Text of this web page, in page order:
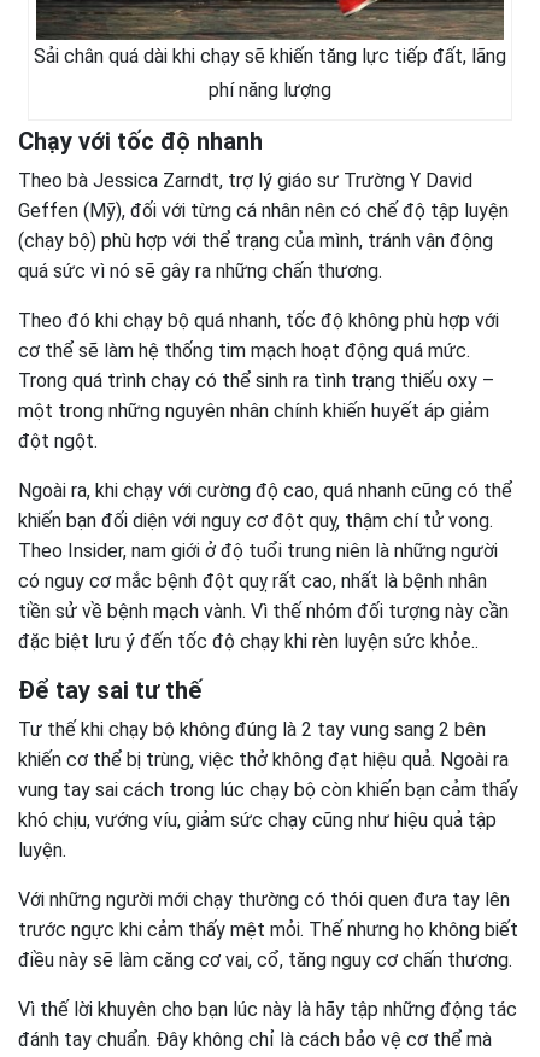
Sải chân quá dài khi chạy sẽ khiến tăng lực tiếp đất, lãng
phí năng lượng
Chạy với tốc độ nhanh
Theo bà Jessica Zarndt, trợ lý giáo sư Trường Y David
Geffen (Mỹ), đối với từng cá nhân nên có chế độ tập luyện
(chạy bộ) phù hợp với thể trạng của mình, tránh vận động
quá sức vì nó sẽ gây ra những chấn thương.
Theo đó khi chạy bộ quá nhanh, tốc độ không phù hợp với
cơ thể sẽ làm hệ thống tim mạch hoạt động quá mức.
Trong quá trình chạy có thể sinh ra tình trạng thiếu oxy –
một trong những nguyên nhân chính khiến huyết áp giảm
đột ngột.
Ngoài ra, khi chạy với cường độ cao, quá nhanh cũng có thể
khiến bạn đối diện với nguy cơ đột quỵ, thậm chí tử vong.
Theo Insider, nam giới ở độ tuổi trung niên là những người
có nguy cơ mắc bệnh đột quỵ rất cao, nhất là bệnh nhân
tiền sử về bệnh mạch vành. Vì thế nhóm đối tượng này cần
đặc biệt lưu ý đến tốc độ chạy khi rèn luyện sức khỏe..
Để tay sai tư thế
Tư thế khi chạy bộ không đúng là 2 tay vung sang 2 bên
khiến cơ thể bị trùng, việc thở không đạt hiệu quả. Ngoài ra
vung tay sai cách trong lúc chạy bộ còn khiến bạn cảm thấy
khó chịu, vướng víu, giảm sức chạy cũng như hiệu quả tập
luyện.
Với những người mới chạy thường có thói quen đưa tay lên
trước ngực khi cảm thấy mệt mỏi. Thế nhưng họ không biết
điều này sẽ làm căng cơ vai, cổ, tăng nguy cơ chấn thương.
Vì thế lời khuyên cho bạn lúc này là hãy tập những động tác
đánh tay chuẩn. Đây không chỉ là cách bảo vệ cơ thể mà